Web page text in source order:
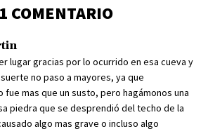
1 COMENTARIO
lugar gracias por lo ocurrido en esa cueva y
no paso a mayores, ya que
fue mas que un susto, pero hagámonos una
piedra que se desprendió del techo de la
algo mas grave o incluso algo